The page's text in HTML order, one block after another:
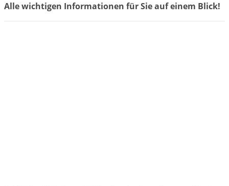
Alle wichtigen Informationen für Sie auf einem Blick!